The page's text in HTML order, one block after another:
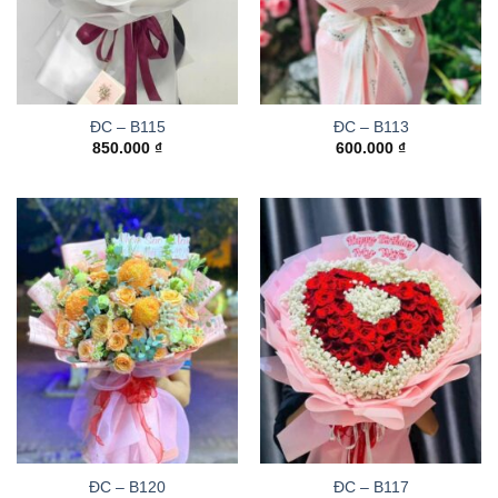
ĐC – B115
850.000 ₫
ĐC – B113
600.000 ₫
ĐC – B120 ĐC – B117